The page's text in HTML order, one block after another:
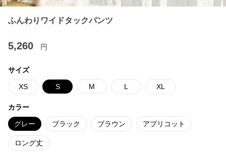
ふんわりワイドタックパンツ
5,260 円
サイズ
XS S M L XL
カラー
グレー ブラック ブラウン アプリコット
ロング丈